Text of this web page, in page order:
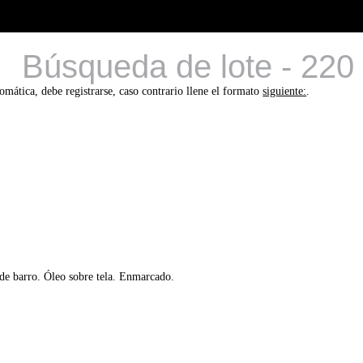
Búsqueda de lote - 220
debe registrarse, caso contrario llene el formatosiguiente:.
barro. Óleo sobre tela. Enmarcado.